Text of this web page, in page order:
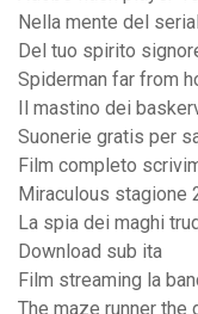
Nella mente del
Del tuo spirito
Spiderman far from
Il mastino dei
Suonerie gratis per
Film completo
Miraculous stagione
La spia dei maghi
Download sub ita
Film streaming la
The maze runner the